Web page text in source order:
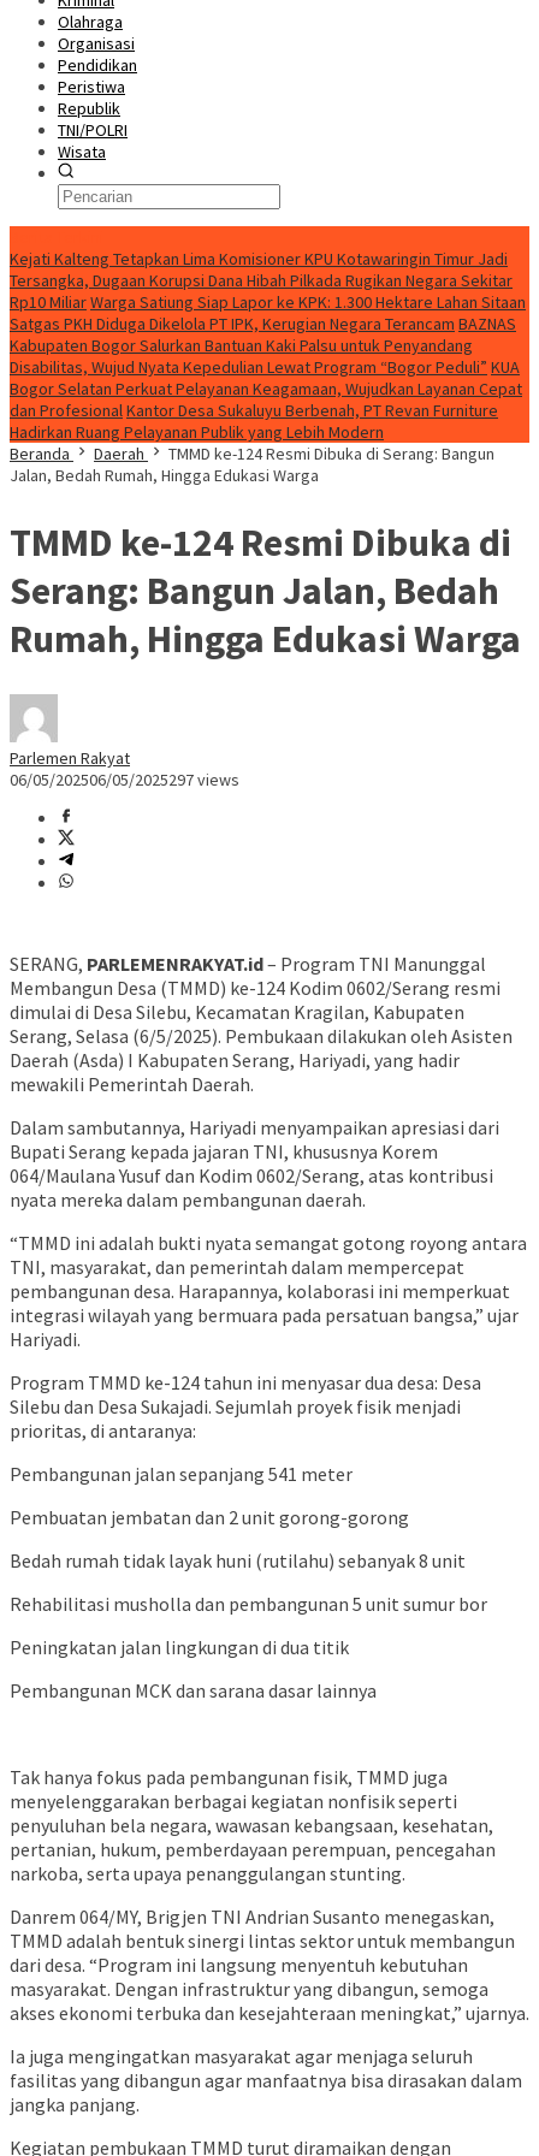
Olahraga
Organisasi
Pendidikan
Peristiwa
Republik
TNI/POLRI
Wisata
Kejati Kalteng Tetapkan Lima Komisioner KPU Kotawaringin Timur Jadi
Tersangka, Dugaan Korupsi Dana Hibah Pilkada Rugikan Negara Sekitar
Rp10 MiliarWarga Satiung Siap Lapor ke KPK: 1.300 Hektare Lahan Sitaan
Satgas PKH Diduga Dikelola PT IPK, Kerugian Negara Terancam BAZNAS
Kabupaten Bogor Salurkan Bantuan Kaki Palsu untuk Penyandang
Disabilitas, Wujud Nyata Kepedulian Lewat Program “Bogor Peduli” KUA
Bogor Selatan Perkuat Pelayanan Keagamaan, Wujudkan Layanan Cepat
dan ProfesionalKantor Desa Sukaluyu Berbenah, PT Revan Furniture
Hadirkan Ruang Pelayanan Publik yang Lebih Modern
Beranda
Daerah
TMMD ke-124 Resmi Dibuka di Serang: Bangun
Jalan, Bedah Rumah, Hingga Edukasi Warga
TMMD ke-124 Resmi Dibuka di
Serang: Bangun Jalan, Bedah
Rumah, Hingga Edukasi Warga
Parlemen Rakyat
06/05/202506/05/2025297 views
SERANG, PARLEMENRAKYAT.id– Program TNI Manunggal
Membangun Desa (TMMD) ke-124 Kodim 0602/Serang resmi
dimulai di Desa Silebu, Kecamatan Kragilan, Kabupaten
Serang, Selasa (6/5/2025). Pembukaan dilakukan oleh Asisten
Daerah (Asda) I Kabupaten Serang, Hariyadi, yang hadir
mewakili Pemerintah Daerah.
Dalam sambutannya, Hariyadi menyampaikan apresiasi dari
Bupati Serang kepada jajaran TNI, khususnya Korem
064/Maulana Yusuf dan Kodim 0602/Serang, atas kontribusi
nyata mereka dalam pembangunan daerah.
“TMMD ini adalah bukti nyata semangat gotong royong antara
TNI, masyarakat, dan pemerintah dalam mempercepat
pembangunan desa. Harapannya, kolaborasi ini memperkuat
integrasi wilayah yang bermuara pada persatuan bangsa,” ujar
Hariyadi.
Program TMMD ke-124 tahun ini menyasar dua desa: Desa
Silebu dan Desa Sukajadi. Sejumlah proyek fisik menjadi
prioritas, di antaranya:
Pembangunan jalan sepanjang 541 meter
Pembuatan jembatan dan 2 unit gorong-gorong
Bedah rumah tidak layak huni (rutilahu) sebanyak 8 unit
Rehabilitasi musholla dan pembangunan 5 unit sumur bor
Peningkatan jalan lingkungan di dua titik
Pembangunan MCK dan sarana dasar lainnya
Tak hanya fokus pada pembangunan fisik, TMMD juga
menyelenggarakan berbagai kegiatan nonfisik seperti
penyuluhan bela negara, wawasan kebangsaan, kesehatan,
pertanian, hukum, pemberdayaan perempuan, pencegahan
narkoba, serta upaya penanggulangan stunting.
Danrem 064/MY, Brigjen TNI Andrian Susanto menegaskan,
TMMD adalah bentuk sinergi lintas sektor untuk membangun
dari desa. “Program ini langsung menyentuh kebutuhan
masyarakat. Dengan infrastruktur yang dibangun, semoga
akses ekonomi terbuka dan kesejahteraan meningkat,” ujarnya.
Ia juga mengingatkan masyarakat agar menjaga seluruh
fasilitas yang dibangun agar manfaatnya bisa dirasakan dalam
jangka panjang.
Kegiatan pembukaan TMMD turut diramaikan dengan